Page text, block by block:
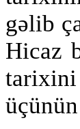
gəlib
Hicaz
tarixini